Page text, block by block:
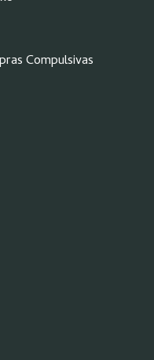
Compulsivas